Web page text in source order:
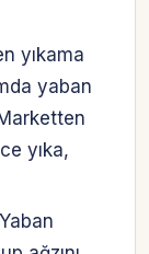
yıkama
yaban
yıka,
Yaban